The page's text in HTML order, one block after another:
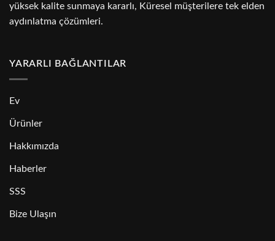
yüksek kalite sunmaya kararlı, Küresel müşterilere tek elden
aydınlatma çözümleri.
YARARLI BAĞLANTILAR
Ev
Ürünler
Hakkımızda
Haberler
SSS
Bize Ulaşın